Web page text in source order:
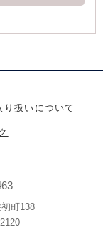
り扱いについて
町138